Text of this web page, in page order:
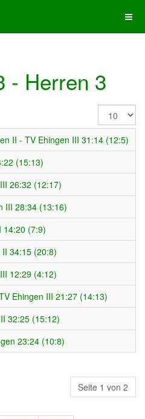
- Herren 3
Anzeige
#
II - TV Ehingen III 31:14 (12:5)
(15:13)
26:32 (12:17)
III 28:34 (13:16)
14:20 (7:9)
34:15 (20:8)
12:29 (4:12)
Ehingen III 21:27 (14:13)
32:25 (15:12)
23:24 (10:8)
Seite 1 von 2